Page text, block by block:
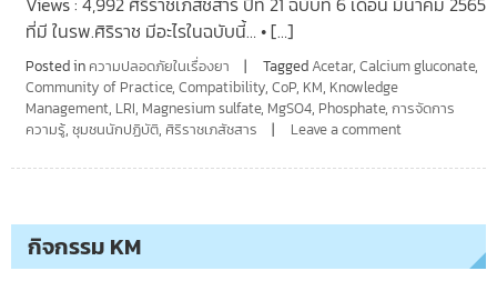
ที่มี ในรพ.ศิริราช มีอะไรในฉบับนี้… • […]
Posted in ความปลอดภัยในเรื่องยา TaggedAcetar, Calcium gluconate,
Community of Practice, Compatibility, CoP, KM, Knowledge
Management, LRI, Magnesium sulfate, MgSO4, Phosphate, การจัดการ
ความรู้, ชุมชนนักปฏิบัติ, ศิริราชเภสัชสาร Leave a comment
กิจกรรม KM